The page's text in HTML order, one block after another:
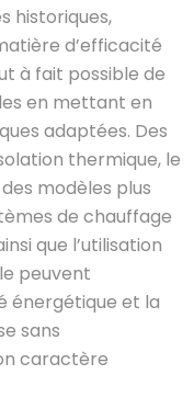
historiques,
d’efficacité
à fait possible de
en mettant en
adaptées. Des
thermique, le
modèles plus
de chauffage
que l’utilisation
peuvent
énergétique et la
sans
caractère